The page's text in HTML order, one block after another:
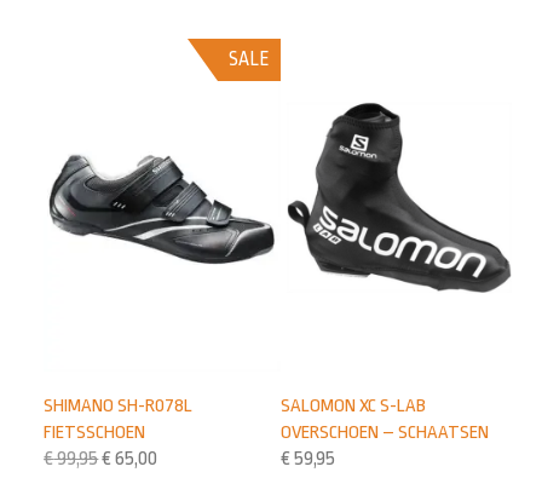
SALOMON XC S-LAB
OVERSCHOEN – SCHAATSEN
€ 59,95
SALE
SHIMANO SH-R078L
FIETSSCHOEN
€99,95€ 65,00